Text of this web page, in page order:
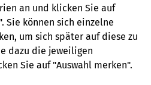
an und klicken Sie auf
Sie können sich einzelne
um sich später auf diese zu
dazu die jeweiligen
Sie auf "Auswahl merken".